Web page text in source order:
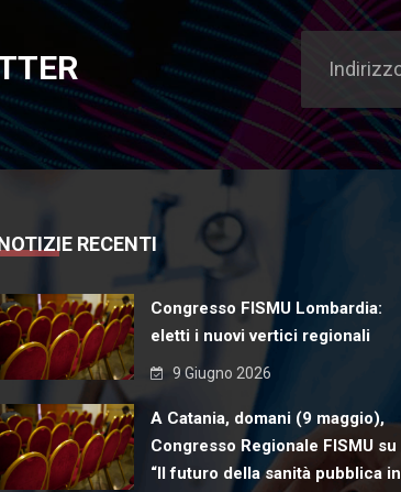
RECENTI
Congresso FISMU Lombardia:
eletti i nuovi vertici regionali
9 Giugno 2026
A Catania, domani (9 maggio),
Congresso Regionale FISMU su
“Il futuro della sanità pubblica in